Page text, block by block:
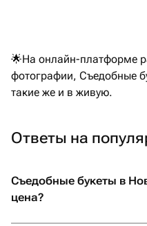
🌟На онлайн-платформе
фотографии, Съедобные
такие же и в живую.
Ответы на
Съедобные букеты в
цена?